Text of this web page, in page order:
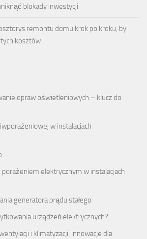
blokady inwestycji
remontu domu krok po kroku, by
kosztów
opraw oświetleniowych – klucz do
w instalacjach
elektrycznym w instalacjach
generatora prądu stałego
urządzeń elektrycznych?
i klimatyzacji: innowacje dla